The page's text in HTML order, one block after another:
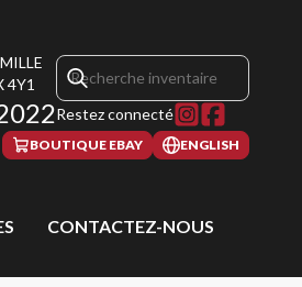
4Y1
Restez connecté
BOUTIQUE EBAY ENGLISH
CONTACTEZ-NOUS